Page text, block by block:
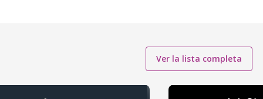
Ver la lista completa